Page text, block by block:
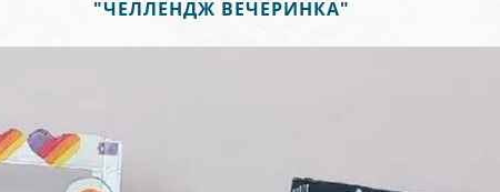
"ЧЕЛЛЕНДЖ ВЕЧЕРИНКА"